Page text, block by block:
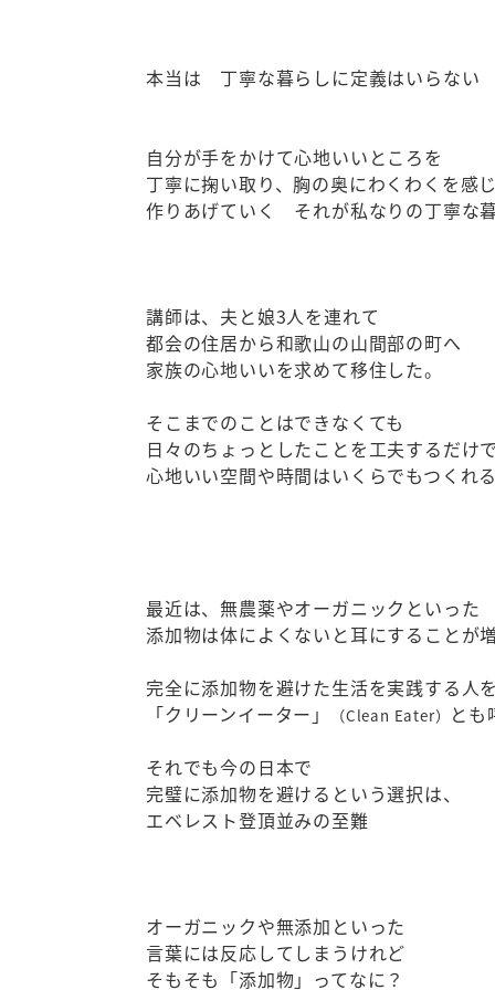
本当は 丁寧な暮らしに定義はいらない
自分が手をかけて心地いいところを
丁寧に掬い取り、胸の奥にわくわくを感じ
作りあげていく それが私なりの丁寧な
講師は、夫と娘3人を連れて
都会の住居から和歌山の山間部の町へ
家族の心地いいを求めて移住した。
そこまでのことはできなくても
日々のちょっとしたことを工夫するだけで
心地いい空間や時間はいくらでもつくれ
最近は、無農薬やオーガニックといった
添加物は体によくないと耳にすることが増
完全に添加物を避けた生活を実践する人を
「クリーンイーター」
（Clean Eater）
とも
それでも今の日本で
完璧に添加物を避けるという選択は、
エベレスト登頂並みの至難
オーガニックや無添加といった
言葉には反応してしまうけれど
そもそも「添加物」ってなに？